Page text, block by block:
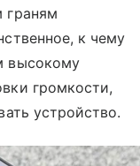
граням
к чему
высокому
громкости,
устройство.